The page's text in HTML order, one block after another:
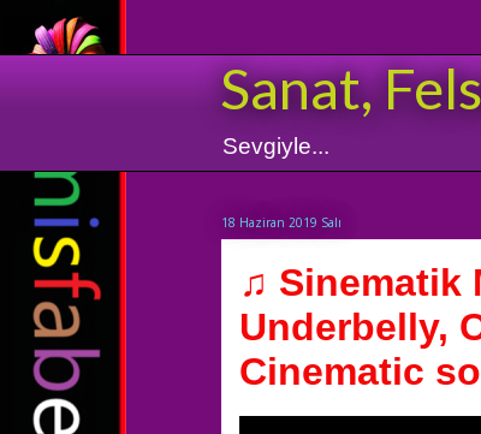
Sanat,
Sevgiyle...
18 Haziran 2019 Salı
♫ Sinematik
Underbelly,
Cinematic